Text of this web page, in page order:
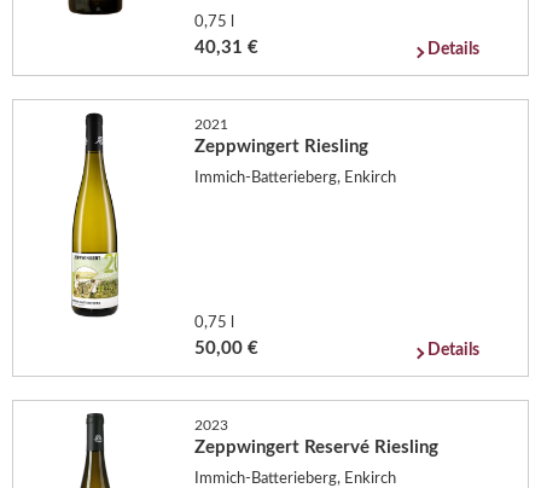
0,75 l
40,31 € Details
2021
Zeppwingert Riesling
Immich-Batterieberg, Enkirch
0,75 l
50,00 € Details
2023
Zeppwingert Reservé Riesling
Immich-Batterieberg, Enkirch